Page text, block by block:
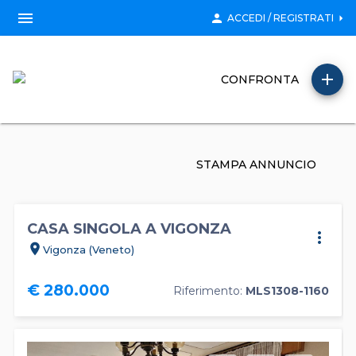
menu person ACCEDI / REGISTRATI arrow_right
CONFRONTA add
STAMPA ANNUNCIO
CASA SINGOLA A VIGONZA
location_on Vigonza (Veneto)
€ 280.000 Riferimento: MLS1308-1160
more_vert